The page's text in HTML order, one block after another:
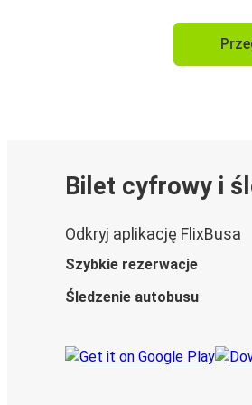
Bilet cyfrowy i
Odkryj aplikację FlixBusa
Szybkie rezerwacje
Śledzenie autobusu